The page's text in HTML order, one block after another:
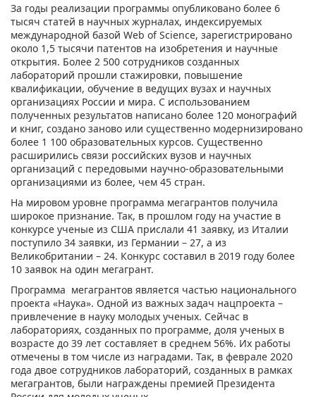
За годы реализации программы опубликовано более 6
тысяч статей в научных журналах, индексируемых
международной базой Web of Science, зарегистрировано
около 1,5 тысячи патентов на изобретения и научные
открытия. Более 2 500 сотрудников созданных
лабораторий прошли стажировки, повышение
квалификации, обучение в ведущих вузах и научных
организациях России и мира. С использованием
полученных результатов написано более 120 монографий
и книг, создано заново или существенно модернизировано
более 1 100 образовательных курсов. Существенно
расширились связи российских вузов и научных
организаций с передовыми научно-образовательными
организациями из более, чем 45 стран.
На мировом уровне программа мегагрантов получила
широкое признание. Так, в прошлом году на участие в
конкурсе ученые из США прислали 41 заявку, из Италии
поступило 34 заявки, из Германии – 27, а из
Великобритании – 24. Конкурс составил в 2019 году более
10 заявок на один мегагрант.
Программа мегагрантов является частью национального
проекта «Наука». Одной из важных задач нацпроекта –
привлечение в науку молодых ученых. Сейчас в
лабораториях, созданных по программе, доля ученых в
возрасте до 39 лет составляет в среднем 56%. Их работы
отмечены в том числе из наградами. Так, в феврале 2020
года двое сотрудников лабораторий, созданных в рамках
мегагрантов, были награждены премией Президента